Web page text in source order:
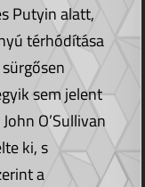
Putyin alatt,
térhódítása
sem jelent
O’Sullivan
ki, s
a